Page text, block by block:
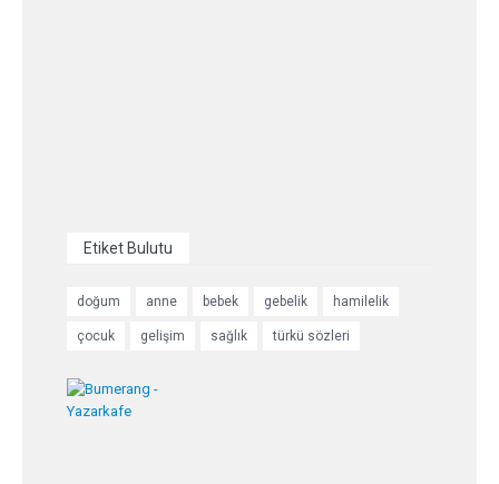
Etiket Bulutu
doğum anne bebek gebelik hamilelik
çocuk gelişim sağlık türkü sözleri